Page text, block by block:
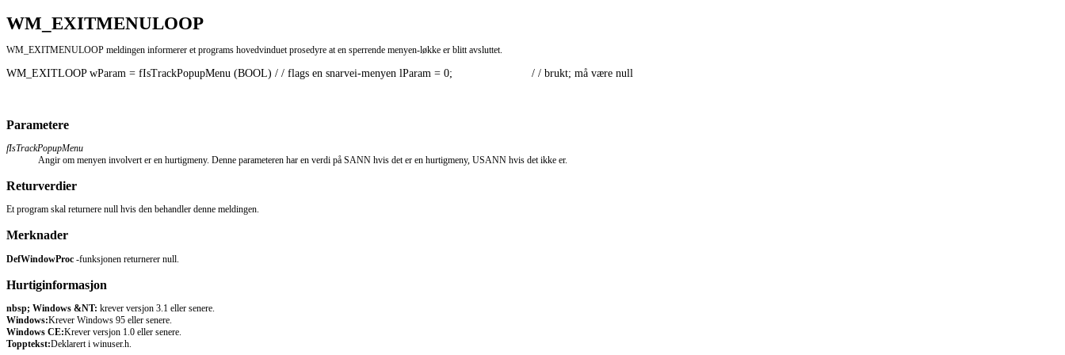
WM_EXITMENULOOP
WM_EXITMENULOOP meldingen informerer et programs hovedvinduet prosedyre at en sperrende menyen-løkke er blitt avsluttet.
WM_EXITLOOP wParam = fIsTrackPopupMenu (BOOL) / / flags en snarvei-menyen lParam = 0;                         / / brukt; må være null
Parametere
fIsTrackPopupMenu
Angir om menyen involvert er en hurtigmeny. Denne parameteren har en verdi på SANN hvis det er en hurtigmeny, USANN hvis det ikke er.
Returverdier
Et program skal returnere null hvis den behandler denne meldingen.
Merknader
DefWindowProc -funksjonen returnerer null.
Hurtiginformasjon
nbsp; Windows &NT: krever versjon 3.1 eller senere.
Windows:Krever Windows 95 eller senere.
Windows CE:Krever versjon 1.0 eller senere.
Topptekst:Deklarert i winuser.h.